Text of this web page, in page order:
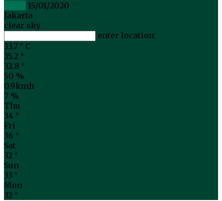
15/01/2020
Jakarta
clear sky
enter location
33.7 ° C
35.2 °
32.8 °
50 %
0.9kmh
7 %
Thu
34 °
Fri
36 °
Sat
32 °
Sun
33 °
Mon
32 °